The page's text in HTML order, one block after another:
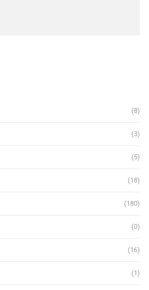
(8)
(3)
(5)
(18)
(180)
(0)
(16)
(1)